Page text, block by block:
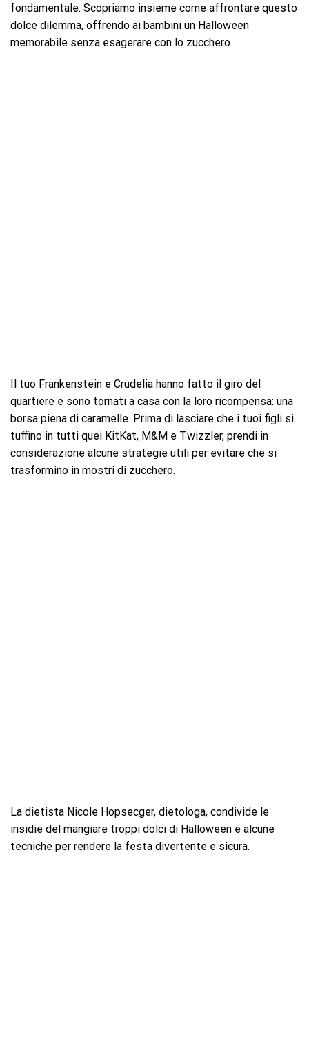
fondamentale. Scopriamo insieme come affrontare questo
dolce dilemma, offrendo ai bambini un Halloween
memorabile senza esagerare con lo zucchero.
Il tuo Frankenstein e Crudelia hanno fatto il giro del
quartiere e sono tornati a casa con la loro ricompensa: una
borsa piena di caramelle. Prima di lasciare che i tuoi figli si
tuffino in tutti quei KitKat, M&M e Twizzler, prendi in
considerazione alcune strategie utili per evitare che si
trasformino in mostri di zucchero.
La dietista Nicole Hopsecger, dietologa, condivide le
insidie ​​del mangiare troppi dolci di Halloween e alcune
tecniche per rendere la festa divertente e sicura.